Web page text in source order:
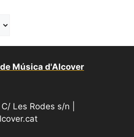
Música d'Alcover
Les Rodes s/n |